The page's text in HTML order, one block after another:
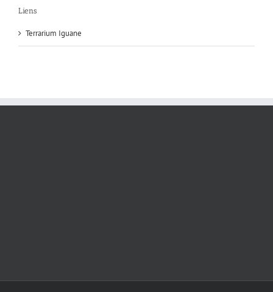
Liens
Terrarium Iguane